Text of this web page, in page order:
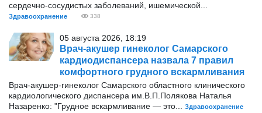
сердечно-сосудистых заболеваний, ишемической...
Здравоохранение 338
05 августа 2026, 18:19
Врач-акушер гинеколог Самарского
кардиодиспансера назвала 7 правил
комфортного грудного вскармливания
Врач-акушер-гинеколог Самарского областного клинического
кардиологического диспансера им.В.П.Полякова Наталья
Назаренко: "Грудное вскармливание — это...
Здравоохранение